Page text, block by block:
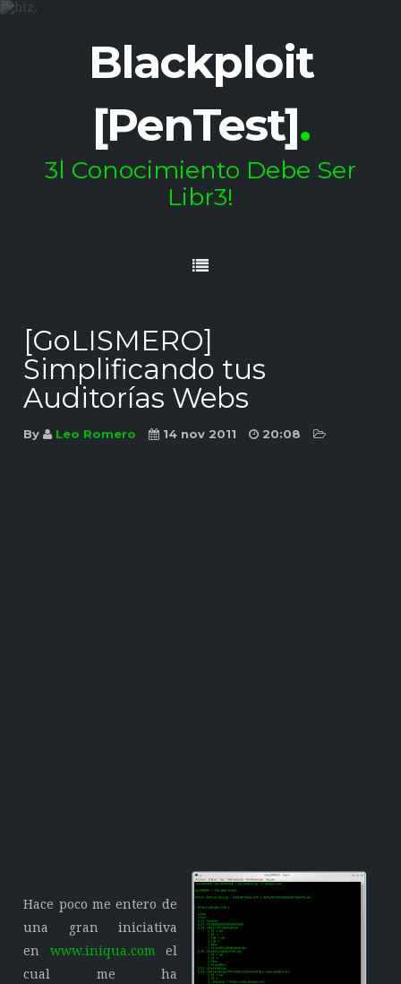
Blackploit
[PenTest].
3l Conocimiento Debe Ser
Libr3!
[GoLISMERO]
Simplificando tus
Auditorías Webs
By Leo Romero 14 nov 2011 20:08
Hace poco me entero de
una gran iniciativa
en www.iniqua.com el
cual me ha